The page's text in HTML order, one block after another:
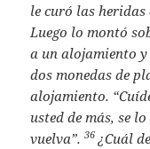
le curó las heridas
Luego lo montó
a un alojamiento
dos monedas de
alojamiento.
usted de más, se
vuelva”. 36 ¿Cuál